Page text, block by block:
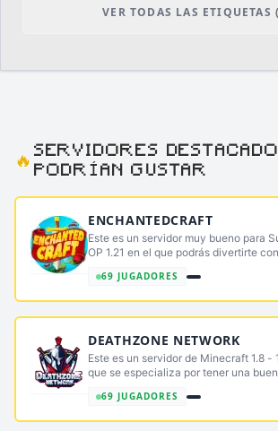
VER TODAS LAS ETIQUETAS
🔥
SERVIDORES
PODRÍAN GUSTAR
ENCHANTEDCRAFT
Este es un servidor muy bueno para
OP 1.21 en el que podrás divertirte con
69 JUGADORES
DEATHZONE NETWORK
Este es un servidor de Minecraft 1.8 -
que se especializa por tener una
- 1.21 que se especializa por tener una
69 JUGADORES